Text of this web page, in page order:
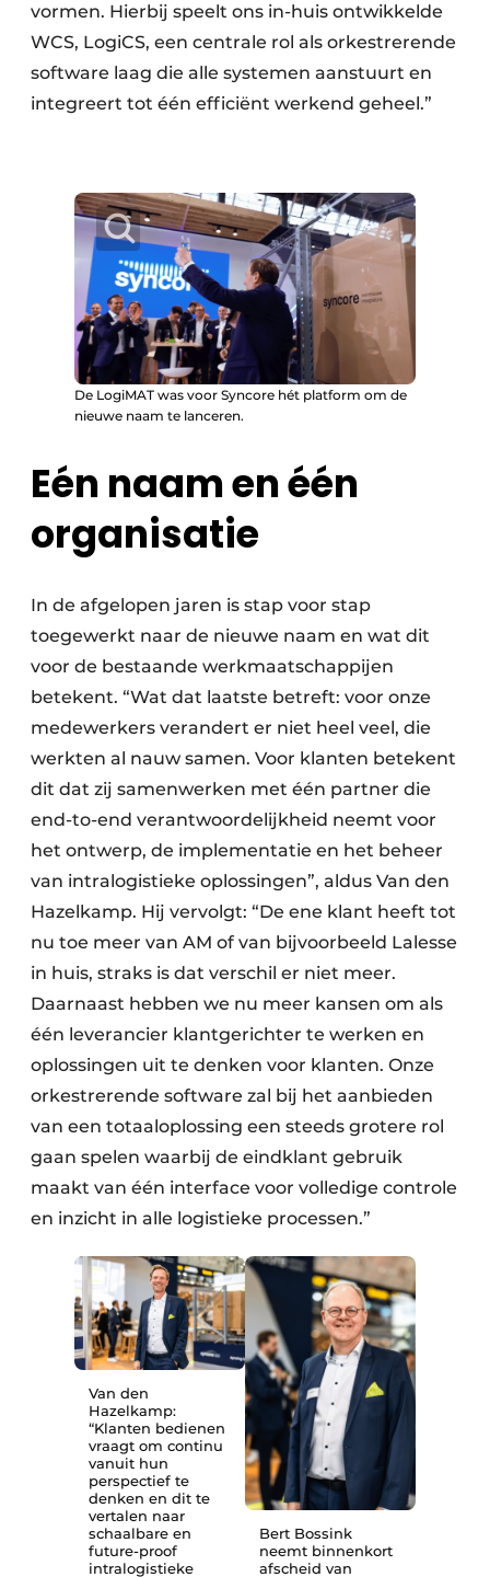
vormen. Hierbij speelt ons in-huis ontwikkelde
WCS, LogiCS, een centrale rol als orkestrerende
software laag die alle systemen aanstuurt en
integreert tot één efficiënt werkend geheel.”
De LogiMAT was voor Syncore hét platform om de
nieuwe naam te lanceren.
Eén naam en één
organisatie
In de afgelopen jaren is stap voor stap
toegewerkt naar de nieuwe naam en wat dit
voor de bestaande werkmaatschappijen
betekent. “Wat dat laatste betreft: voor onze
medewerkers verandert er niet heel veel, die
werkten al nauw samen. Voor klanten betekent
dit dat zij samenwerken met één partner die
end-to-end verantwoordelijkheid neemt voor
het ontwerp, de implementatie en het beheer
van intralogistieke oplossingen”, aldus Van den
Hazelkamp. Hij vervolgt: “De ene klant heeft tot
nu toe meer van AM of van bijvoorbeeld Lalesse
in huis, straks is dat verschil er niet meer.
Daarnaast hebben we nu meer kansen om als
één leverancier klantgerichter te werken en
oplossingen uit te denken voor klanten. Onze
orkestrerende software zal bij het aanbieden
van een totaaloplossing een steeds grotere rol
gaan spelen waarbij de eindklant gebruik
maakt van één interface voor volledige controle
en inzicht in alle logistieke processen.”
Van den
Hazelkamp:
“Klanten bedienen
vraagt om continu
vanuit hun
perspectief te
denken en dit te
vertalen naar
schaalbare en
future-proof
intralogistieke
Bert Bossink
neemt binnenkort
afscheid van